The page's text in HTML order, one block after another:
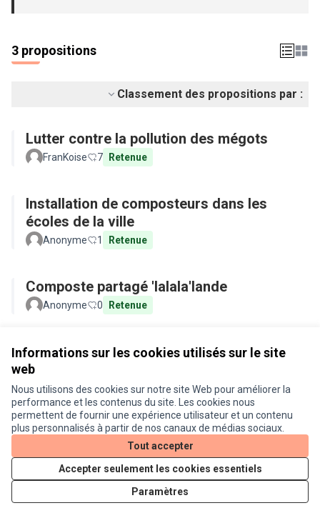
Informations sur les cookies utilisés sur le site
web
Nous utilisons des cookies sur notre site Web pour améliorer la
performance et les contenus du site. Les cookies nous
permettent de fournir une expérience utilisateur et un contenu
plus personnalisés à partir de nos canaux de médias sociaux.
Tout accepter
Accepter seulement les cookies essentiels
Paramètres
3 propositions
Classement des propositions par :
Lutter contre la pollution des mégots
FranKoise 7 Retenue
Installation de composteurs dans les
écoles de la ville
Anonyme 1 Retenue
Composte partagé 'lalala'lande
Anonyme 0 Retenue
Conditions d'utilisation
Paramètres des cookies
Je participe ! sur X
(Lien externe)
Je participe ! sur Facebook
Je participe ! sur Instagram
Site réalisé grâce aulogiciel libre Decidim .
Licence
(Lien